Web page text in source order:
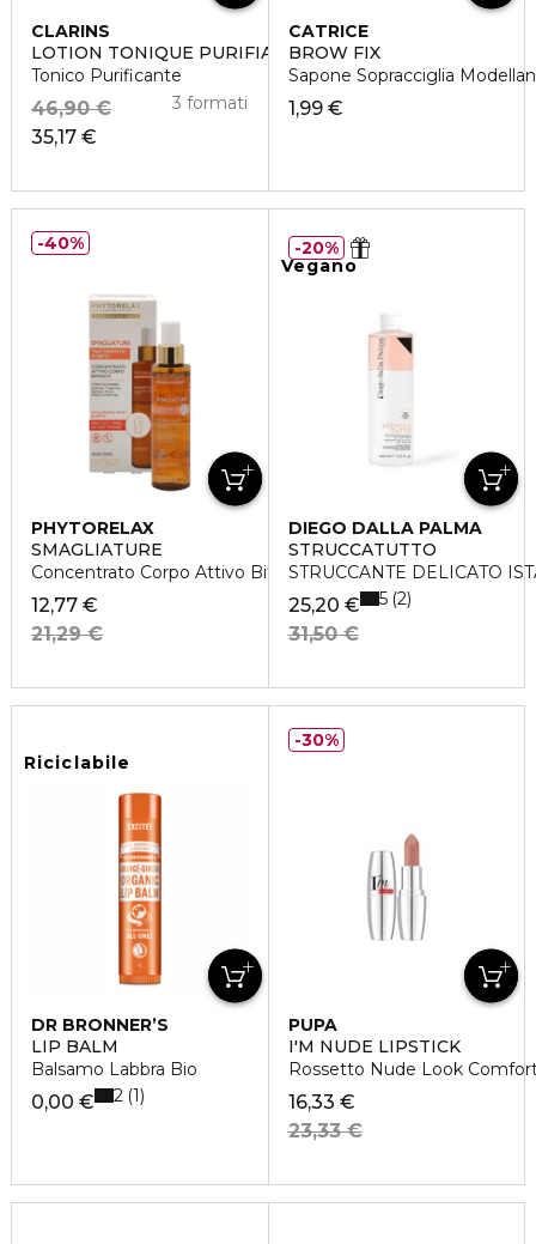
CLARINS
LOTION TONIQUE PURIFIANTE
Tonico Purificante
35,17 €
46,90 € 3 formati
CATRICE
BROW FIX
Sapone Sopracciglia
1,99 €
PHYTORELAX
SMAGLIATURE
Concentrato Corpo Attivo Bifasico
12,77 €
21,29 €
40%
Vegano
DIEGO DALLA PALMA
STRUCCATUTTO
STRUCCANTE DELICATO
25,20 €
31,50 €
5 2
20%
Riciclabile
DR BRONNER’S
LIP BALM
Balsamo Labbra Bio
0,00 € 2 1
PUPA
I'M NUDE LIPSTICK
Rossetto Nude Look
16,33 €
23,33 €
30%